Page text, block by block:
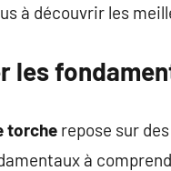
à découvrir les
les
torche repose sur
à